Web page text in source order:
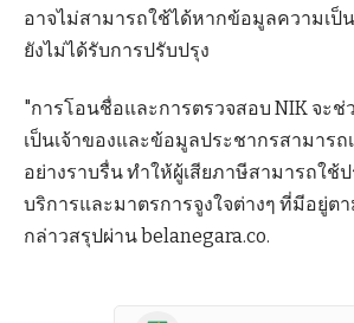
อาจไม่สามารถใช้ได้หากข้อมูลความเป็
ยังไม่ได้รับการปรับปรุง
"การโอนชื่อและการตรวจสอบ NIK จะ
เป็นเจ้าของและข้อมูลประชากรสามารถ
อย่างราบรื่น ทำให้ผู้เสียภาษีสามารถใช้
บริการและมาตรการจูงใจต่างๆ ที่มีอยู่ต
กล่าวสรุปผ่าน belanegara.co.